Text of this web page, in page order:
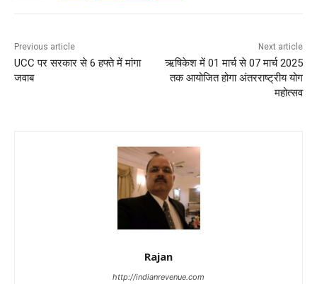
Previous article
UCC पर सरकार से 6 हफ्ते में मांगा
जवाब
Next article
ऋषिकेश में 01 मार्च से 07 मार्च 2025
तक आयोजित होगा अंतरराष्ट्रीय योग
महोत्सव
Rajan
http://indianrevenue.com